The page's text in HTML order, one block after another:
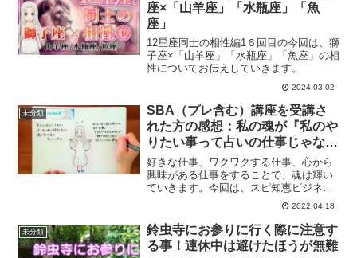
座×「山羊座」「水瓶座」「魚
座」
12星座同士の相性編1６回目の今回は、獅
子座×「山羊座」「水瓶座」「魚座」の相
性についてお伝えしていきます。
2024.03.02
未分類
SBA（プレ含む）講座を受講さ
れた方の感想：私の魂が『私のや
りたい事って占いの仕事じゃな
い！』と気付いてから、どんどん
好循環ゾーンに！
好きな仕事、ワクワクする仕事、心から
興味がある仕事をすることで、魂は輝い
ていきます。今回は、スピ知恵ビジネス
アカデミーの講座を受講してくださった
方からの口コミをご紹介します。
2022.04.18
未分類
鈴虫寺にお参りに行く際に注意す
る事！連休中は避けたほうが無難